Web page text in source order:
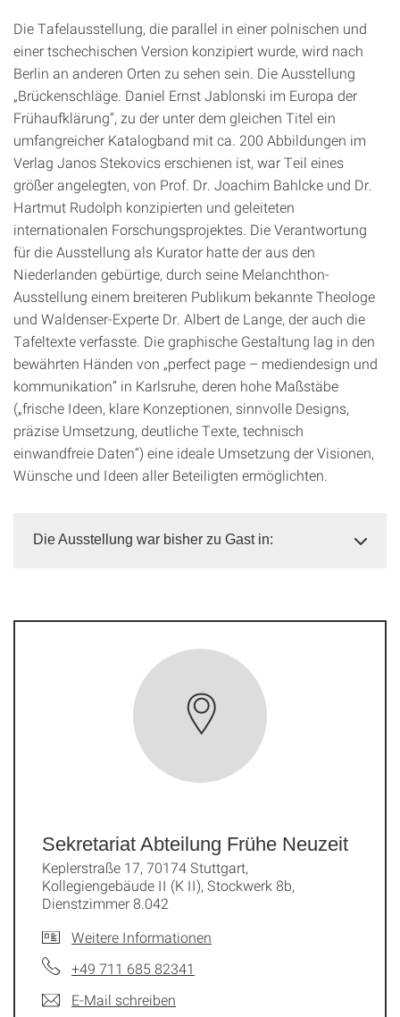
Die Tafelausstellung, die parallel in einer polnischen und
einer tschechischen Version konzipiert wurde, wird nach
Berlin an anderen Orten zu sehen sein. Die Ausstellung
„Brückenschläge. Daniel Ernst Jablonski im Europa der
Frühaufklärung“, zu der unter dem gleichen Titel ein
umfangreicher Katalogband mit ca. 200 Abbildungen im
Verlag Janos Stekovics erschienen ist, war Teil eines
größer angelegten, von Prof. Dr. Joachim Bahlcke und Dr.
Hartmut Rudolph konzipierten und geleiteten
internationalen Forschungsprojektes. Die Verantwortung
für die Ausstellung als Kurator hatte der aus den
Niederlanden gebürtige, durch seine Melanchthon-
Ausstellung einem breiteren Publikum bekannte Theologe
und Waldenser-Experte Dr. Albert de Lange, der auch die
Tafeltexte verfasste. Die graphische Gestaltung lag in den
bewährten Händen von „perfect page – mediendesign und
kommunikation“ in Karlsruhe, deren hohe Maßstäbe
(„frische Ideen, klare Konzeptionen, sinnvolle Designs,
präzise Umsetzung, deutliche Texte, technisch
einwandfreie Daten“) eine ideale Umsetzung der Visionen,
Wünsche und Ideen aller Beteiligten ermöglichten.
Die Ausstellung war bisher zu Gast in:
Sekretariat Abteilung Frühe Neuzeit
Keplerstraße 17, 70174 Stuttgart,
Kollegiengebäude II (K II), Stockwerk 8b,
Dienstzimmer 8.042
Weitere Informationen
+49 711 685 82341
E-Mail schreiben